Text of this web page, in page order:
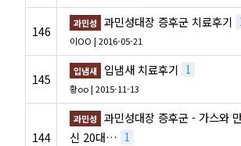
146 과민성 과민성대장 증후군 치료후기
이OO | 2016-05-21
145 입냄새 입냄새 치료후기 1
황oo| 2015-11-13
144
과민성
과민성대장 증후군 - 가스와
신 20대…
1